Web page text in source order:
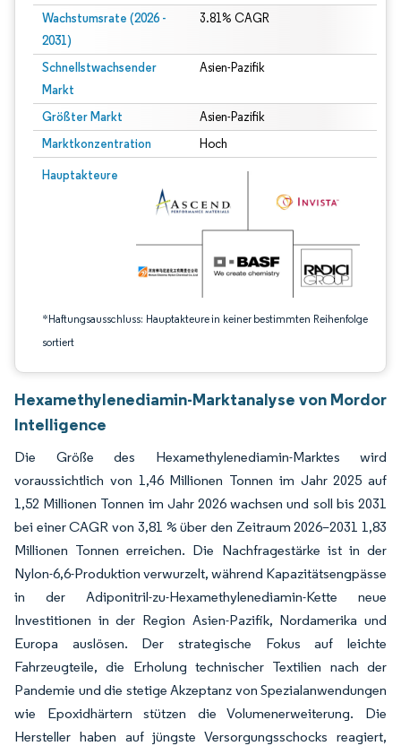
Wachstumsrate (2026 -
2031)
3.81% CAGR
Schnellstwachsender
Markt
Asien-Pazifik
Größter Markt Asien-Pazifik
Marktkonzentration Hoch
Hauptakteure
*Haftungsausschluss: Hauptakteure in keiner bestimmten Reihenfolge
sortiert
Bild © Mordor Intelligence. Wiederverwendung erfordert Namensnennung
Hexamethylenediamin-Marktanalyse von Mordor
Intelligence
Die Größe des Hexamethylenediamin-Marktes wird
voraussichtlich von 1,46 Millionen Tonnen im Jahr 2025 auf
1,52 Millionen Tonnen im Jahr 2026 wachsen und soll bis 2031
bei einer CAGR von 3,81 % über den Zeitraum 2026–2031 1,83
Millionen Tonnen erreichen. Die Nachfragestärke ist in der
Nylon-6,6-Produktion verwurzelt, während Kapazitätsengpässe
in der Adiponitril-zu-Hexamethylenediamin-Kette neue
Investitionen in der Region Asien-Pazifik, Nordamerika und
Europa auslösen. Der strategische Fokus auf leichte
Fahrzeugteile, die Erholung technischer Textilien nach der
Pandemie und die stetige Akzeptanz von Spezialanwendungen
wie Epoxidhärtern stützen die Volumenerweiterung. Die
Hersteller haben auf jüngste Versorgungsschocks reagiert,